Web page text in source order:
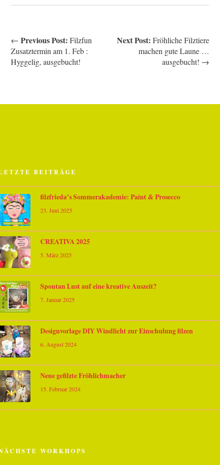
Next Post: Fröhliche Filztiere
machen gute Laune …
ausgebucht! →
←Previous Post: Filzfun
Zusatztermin am 1. Feb :
Hyggelig, ausgebucht!
BEITRÄGE
filzfrieda’s Sommerakademie: Paint & Prosecco
23. Juni 2025
CREATIVA 2025
5. März 2025
Spontan Lust auf eine kreative Auszeit?
7. Januar 2025
Designvorlage DIY Windlicht zur Einschulung filzen
6. August 2024
Neue gefilzte Fröhlichmacher
15. Februar 2024
WORKHOPS